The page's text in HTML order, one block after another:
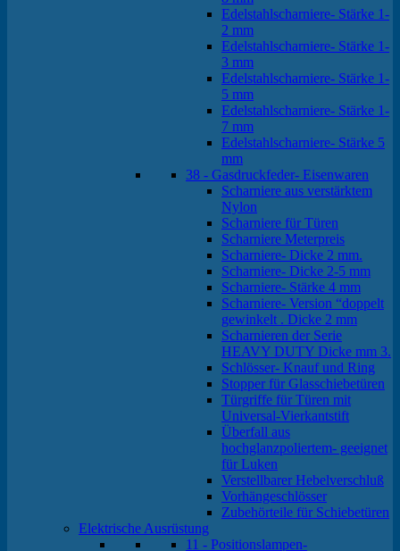
Edelstahlscharniere- Stärke 1-
2 mm
Edelstahlscharniere- Stärke 1-
3 mm
Edelstahlscharniere- Stärke 1-
5 mm
Edelstahlscharniere- Stärke 1-
7 mm
Edelstahlscharniere- Stärke 5
mm
38 - Gasdruckfeder- Eisenwaren
Scharniere aus verstärktem
Nylon
Scharniere für Türen
Scharniere Meterpreis
Scharniere- Dicke 2 mm.
Scharniere- Dicke 2-5 mm
Scharniere- Stärke 4 mm
Scharniere- Version “doppelt
gewinkelt . Dicke 2 mm
Scharnieren der Serie
HEAVY DUTY Dicke mm 3.
Schlösser- Knauf und Ring
Stopper für Glasschiebetüren
Türgriffe für Türen mit
Universal-Vierkantstift
Überfall aus
hochglanzpoliertem- geeignet
für Luken
Verstellbarer Hebelverschluß
Vorhängeschlösser
Zubehörteile für Schiebetüren
Elektrische Ausrüstung
11 - Positionslampen-